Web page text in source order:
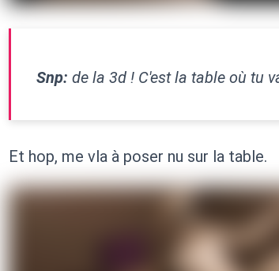
Snp: de la 3d ! C'est la table où tu
Et hop, me vla à poser nu sur la table.